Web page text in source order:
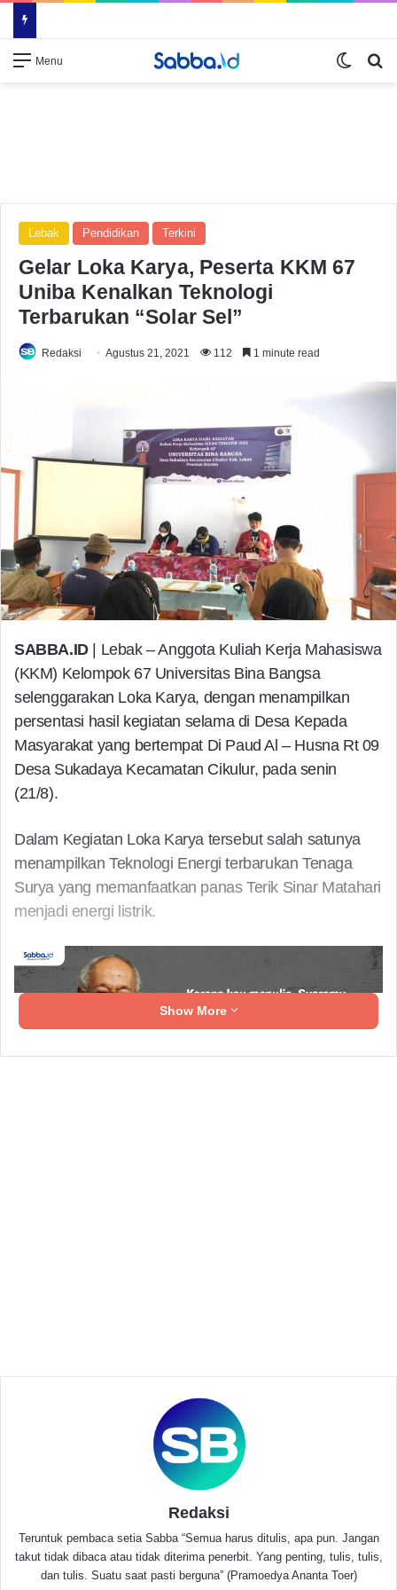
Menu
Lebak Pendidikan Terkini
Gelar Loka Karya, Peserta KKM 67
Uniba Kenalkan Teknologi
Terbarukan “Solar Sel”
Redaksi Agustus 21, 2021 112 1 minute read
SABBA.ID| Lebak – Anggota Kuliah Kerja Mahasiswa
(KKM) Kelompok 67 Universitas Bina Bangsa
selenggarakan Loka Karya, dengan menampilkan
persentasi hasil kegiatan selama di Desa Kepada
Masyarakat yang bertempat Di Paud Al – Husna Rt 09
Desa Sukadaya Kecamatan Cikulur, pada senin
(21/8).
Dalam Kegiatan Loka Karya tersebut salah satunya
menampilkan Teknologi Energi terbarukan Tenaga
Surya yang memanfaatkan panas Terik Sinar Matahari
menjadi energi listrik.
Bambang Setyo Panulisan,ST.,MT., selaku Dosen
Pembimbing sekaligus Pemateri di Acara Loka Karya
tersebut menuturkan, Bahwa Teknologi Solar Sel
sudah ditemukan sejak lama dan pengaplikasiannya
cukup mudah tetapi Masyarakat Indonesia lebih
kurangnya edukasi dan informasi ditengah
Masyarakat.
Show More
Redaksi
Teruntuk pembaca setia Sabba “Semua harus ditulis, apa pun. Jangan
takut tidak dibaca atau tidak diterima penerbit. Yang penting, tulis, tulis,
dan tulis. Suatu saat pasti berguna” (Pramoedya Ananta Toer)